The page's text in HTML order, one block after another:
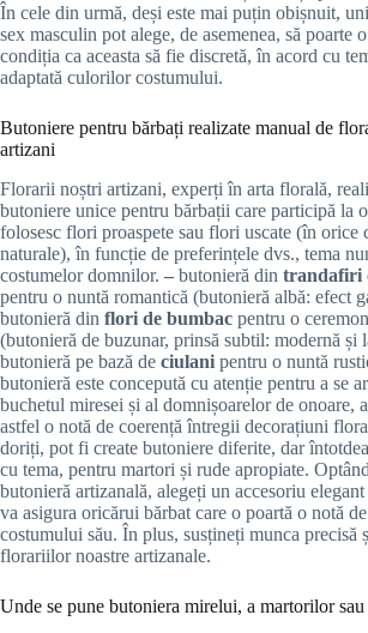
În cele din urmă, deși este mai puțin obișnuit,
sex masculin pot alege, de asemenea, să poarte
condiția ca aceasta să fie discretă, în acord cu
adaptată culorilor costumului.
Butoniere pentru bărbați realizate manual de
artizani
Florarii noștri artizani, experți în arta florală,
butoniere unice pentru bărbații care participă la
folosesc flori proaspete sau flori uscate (în orice
naturale), în funcție de preferințele dvs., tema
costumelor domnilor. – butonieră din trandafiri
pentru o nuntă romantică (butonieră albă: efect
butonieră din flori de bumbac pentru o
(butonieră de buzunar, prinsă subtil: modernă și
butonieră pe bază de ciulani pentru o nuntă
butonieră este concepută cu atenție pentru a se
buchetul miresei și al domnișoarelor de onoare,
astfel o notă de coerență întregii decorațiuni
doriți, pot fi create butoniere diferite, dar
cu tema, pentru martori și rude apropiate.
butonieră artizanală, alegeți un accesoriu
va asigura oricărui bărbat care o poartă o notă
costumului său. În plus, susțineți munca precisă
florariilor noastre artizanale.
Unde se pune butoniera mirelui, a martorilor